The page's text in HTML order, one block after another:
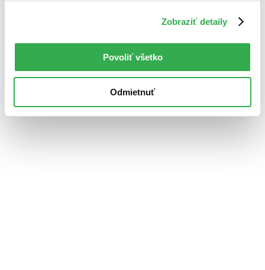
Zobraziť detaily
Povoliť všetko
Odmietnuť